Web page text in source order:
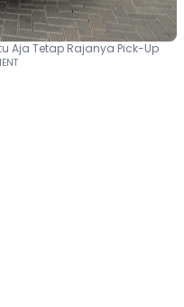
Aja Tetap Rajanya Pick-Up